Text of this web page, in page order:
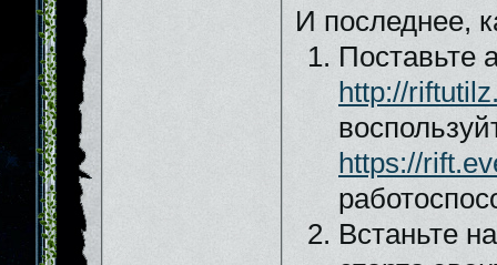
И последнее,
Поставьте
http://
https://
Встаньте